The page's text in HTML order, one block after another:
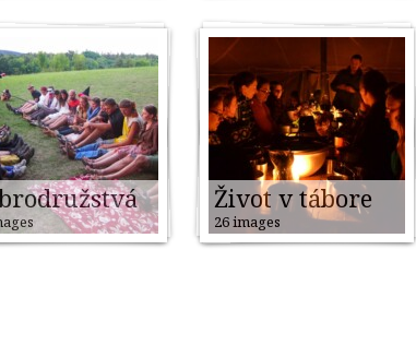
Život v tábore
26 images